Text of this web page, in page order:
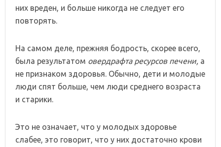
них вреден, и больше никогда не следует его
повторять.
На самом деле, прежняя бодрость, скорее всего,
была результатом овердрафта ресурсов печени, а
не признаком здоровья. Обычно, дети и молодые
люди спят больше, чем люди среднего возраста
и старики.
Это не означает, что у молодых здоровье
слабее, это говорит, что у них достаточно крови